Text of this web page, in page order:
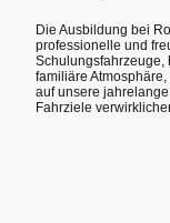
Die Ausbildung bei
professionelle und
Schulungsfahrzeuge,
familiäre
auf unsere
Fahrziele